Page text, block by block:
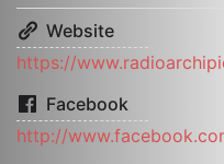
Website
https://
Facebook
http://